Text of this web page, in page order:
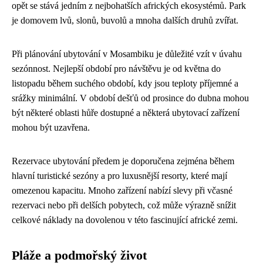
opět se stává jedním z nejbohatších afrických ekosystémů. Park
je domovem lvů, slonů, buvolů a mnoha dalších druhů zvířat.
Při plánování ubytování v Mosambiku je důležité vzít v úvahu
sezónnost. Nejlepší období pro návštěvu je od května do
listopadu během suchého období, kdy jsou teploty příjemné a
srážky minimální. V období dešťů od prosince do dubna mohou
být některé oblasti hůře dostupné a některá ubytovací zařízení
mohou být uzavřena.
Rezervace ubytování předem je doporučena zejména během
hlavní turistické sezóny a pro luxusnější resorty, které mají
omezenou kapacitu. Mnoho zařízení nabízí slevy při včasné
rezervaci nebo při delších pobytech, což může výrazně snížit
celkové náklady na dovolenou v této fascinující africké zemi.
Pláže a podmořský život